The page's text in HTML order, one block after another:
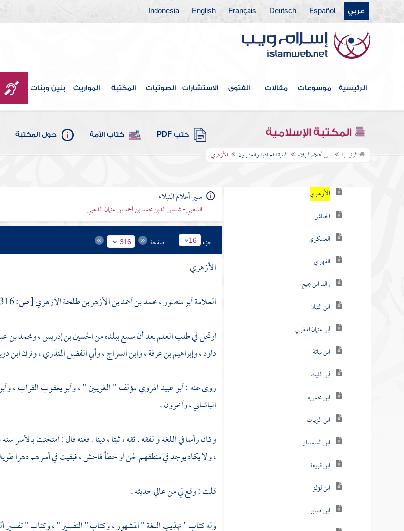
عربي Español
Deutsch
Français
English
Indonesia
الرئيسية موسوعات مقالات الفتوى الاستشارات الصوتيات المكتبة المواريث بنين وبنات
المكتبة الإسلامية كتب PDF كتاب الأمة حول المكتبة
الرئيسية سير أعلام النبلاء الطبقة الحادية والعشرون الأزهري
الطبقة الخامسة عشر
الطبقة السادسة عشرة
الطبقة السابعة عشر
الطبقة الثامنة عشر
الطبقة التاسعة عشرة
الطبقة العشرون
الطبقة الحادية والعشرون
الأزهري
الخياش
العسكري
الفهري
والد ابن جميع
ابن التبان
أبو عثمان المغربي
ابن نباتة
أبو الليث
ابن محمويه
ابن الزيات
ابن السمسار
ابن قريعة
ابن لؤلؤ
ابن صابر
سير أعلام النبلاء
الذهبي - شمس الدين محمد بن أحمد بن عثمان الذهبي
جزء 16 صفحة 316
الأزهري
العلامةأبو منصور ، محمد بن أحمد بن الأزهر بن طلحة الأزهري[ص:
ارتحل في طلب العلم بعد أن سمع ببلده منالحسين بن إدريس،ومحمد بن
داود،وإبراهيم بن عرفة،وابن السراج،وأبي الفضل المنذري، وتركابن
روى عنه :أبو عبيد الهرويمؤلف " الغريبين " ،وأبو يعقوب القراب،
الباشاني، وآخرون .
وكان رأسا في اللغة والفقه . ثقة ، ثبتا ، دينا . فعنه قال : امتحنت بالأسر
، ولا يكاد يوجد في منطقهم لحن أو خطأ فاحش ، فبقيت في أسرهم دهرا
قلت : وقع لي من عالي حديثه .
وله كتاب " تهذيب اللغة " المشهور ، وكتاب " التفسير " ، وكتاب " تفسير